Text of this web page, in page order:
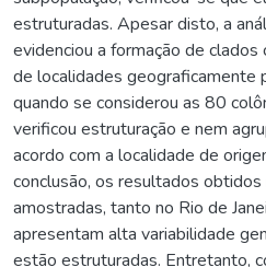
estruturadas. Apesar disto, a
evidenciou a formação de
de localidades geograficamente
quando se considerou as 80
verificou estruturação e nem
acordo com a localidade de
conclusão, os resultados obtidos
amostradas, tanto no Rio de
apresentam alta variabilidade
estão estruturadas. Entretanto,